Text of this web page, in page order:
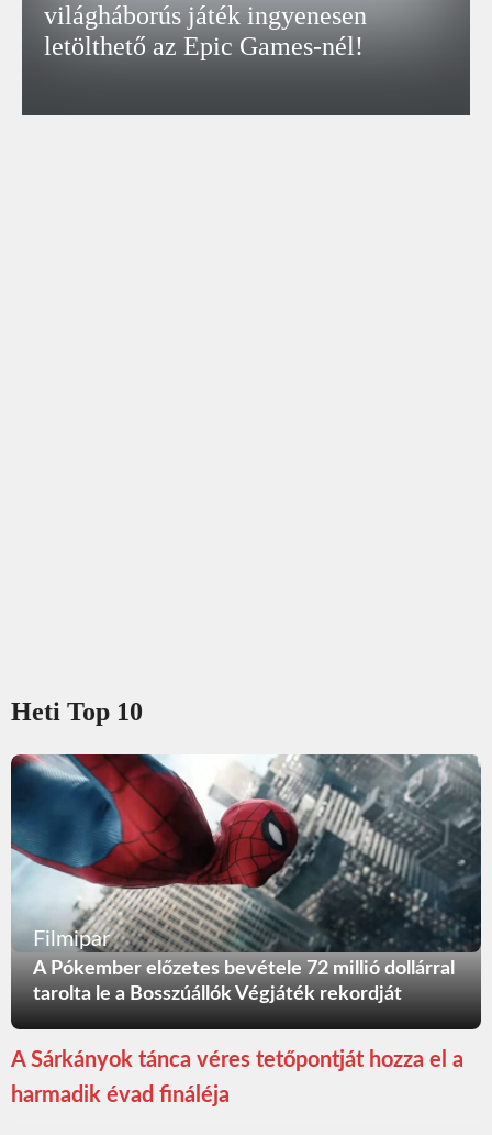
világháborús játék ingyenesen
letölthető az Epic Games-nél!
Heti Top 10
Filmipar
A Pókember előzetes bevétele 72 millió dollárral
tarolta le a Bosszúállók Végjáték rekordját
A Sárkányok tánca véres tetőpontját hozza el a
harmadik évad fináléja